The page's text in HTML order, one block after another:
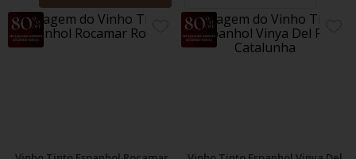
ADICIONE
FAVORITOS
14%
OFF